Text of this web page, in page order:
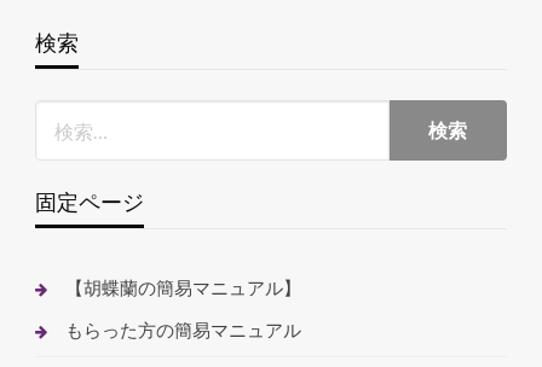
検索
固定ページ
【胡蝶蘭の簡易マニュアル】
もらった方の簡易マニュアル